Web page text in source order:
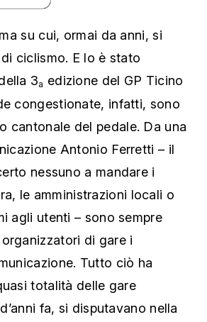
su cui, ormai da anni, si
ciclismo. E lo è stato
3a edizione del GP Ticino
congestionate, infatti, sono
cantonale del pedale. Da una
Antonio Ferretti – il
nessuno a mandare i
le amministrazioni locali o
agli utenti – sono sempre
di gare i
Tutto ciò ha
totalità delle gare
fa, si disputavano nella